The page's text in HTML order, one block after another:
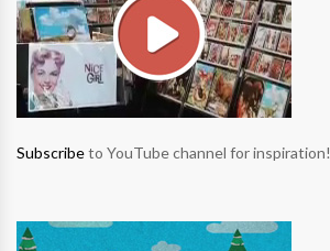
Subscribeto YouTube channel for inspiration!